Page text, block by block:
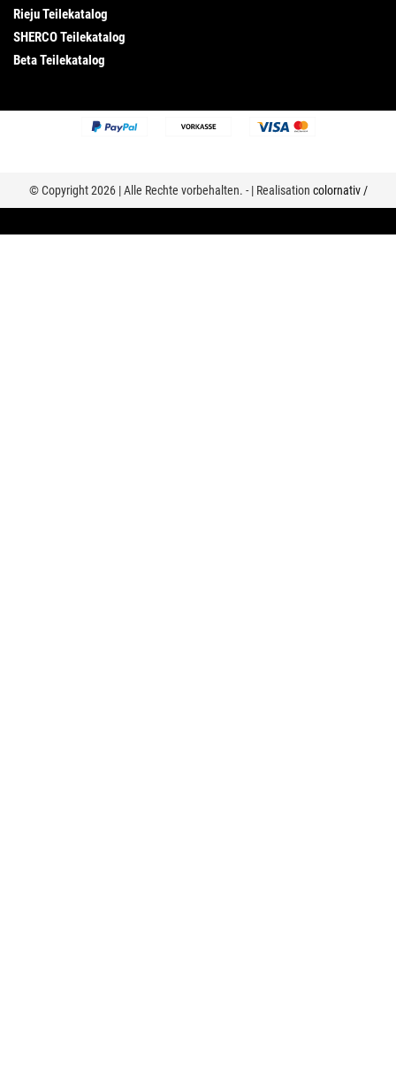
Rieju Teilekatalog
SHERCO Teilekatalog
Beta Teilekatalog
© Copyright 2026 | Alle Rechte vorbehalten. - | Realisation colornativ /